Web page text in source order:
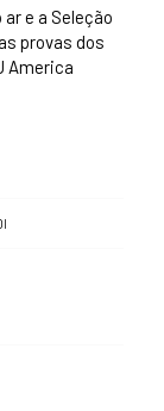
e a Seleção
provas dos
America